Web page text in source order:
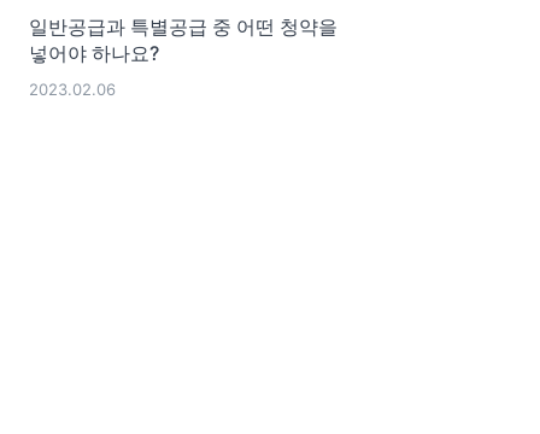
일반공급과 특별공급 중 어떤 청약을
넣어야 하나요?
2023.02.06